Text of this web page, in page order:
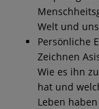
Welt und
Persönliche
Zeichnen
Wie es ihn
hat und
Leben